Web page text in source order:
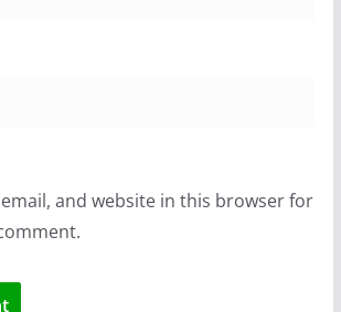
email, and website in this browser for